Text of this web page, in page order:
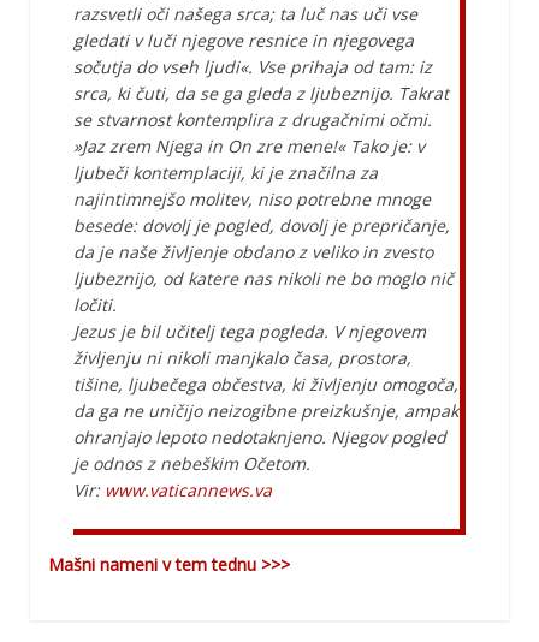
razsvetli oči našega srca; ta luč nas uči vse
gledati v luči njegove resnice in njegovega
sočutja do vseh ljudi«. Vse prihaja od tam: iz
srca, ki čuti, da se ga gleda z ljubeznijo. Takrat
se stvarnost kontemplira z drugačnimi očmi.
»Jaz zrem Njega in On zre mene!« Tako je: v
ljubeči kontemplaciji, ki je značilna za
najintimnejšo molitev, niso potrebne mnoge
besede: dovolj je pogled, dovolj je prepričanje,
da je naše življenje obdano z veliko in zvesto
ljubeznijo, od katere nas nikoli ne bo moglo nič
ločiti.
Jezus je bil učitelj tega pogleda. V njegovem
življenju ni nikoli manjkalo časa, prostora,
tišine, ljubečega občestva, ki življenju omogoča,
da ga ne uničijo neizogibne preizkušnje, ampak
ohranjajo lepoto nedotaknjeno. Njegov pogled
je odnos z nebeškim Očetom.
Vir: www.vaticannews.va
Mašni nameni v tem tednu >>>